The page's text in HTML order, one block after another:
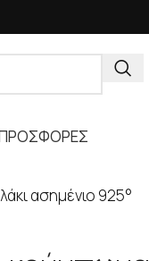
ασημένιο 925°